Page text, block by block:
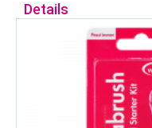
Details